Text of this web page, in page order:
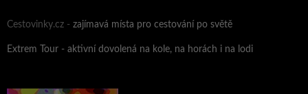
Cestovinky.cz - zajímavá místa pro cestování po světě
Extrem Tour - aktivní dovolená na kole, na horách i na lodi